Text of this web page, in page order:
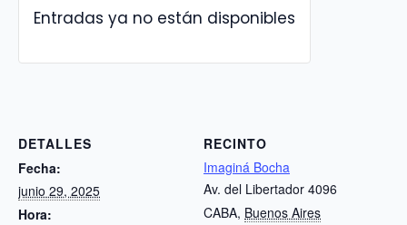
DETALLES
Fecha:
junio 29, 2025
Hora:
RECINTO
Imaginá Bocha
Av. del Libertador 4096
CABA, Buenos Aires
Entradas ya no están disponibles